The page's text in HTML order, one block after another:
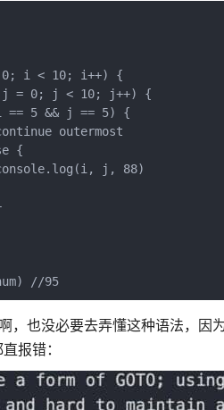
i < 10; i++) {
= 0; j < 10; j++) {
== 5 && j == 5) {
outermost
{
j, 88)
console.log(num) //95
，也没必要去弄懂这种语法，因
报错：